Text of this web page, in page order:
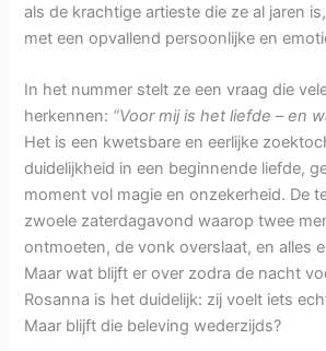
als de krachtige artieste die ze al jaren
met een opvallend persoonlijke en
In het nummer stelt ze een vraag die
herkennen: “Voor mij is het liefde – en
Het is een kwetsbare en eerlijke
duidelijkheid in een beginnende liefde,
moment vol magie en onzekerheid. De
zwoele zaterdagavond waarop twee
ontmoeten, de vonk overslaat, en alles
Maar wat blijft er over zodra de nacht
Rosanna is het duidelijk: zij voelt iets
Maar blijft die beleving wederzijds?